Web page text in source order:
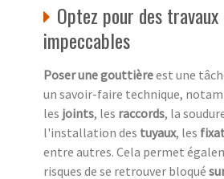
Optez pour des
impeccables
Poser une gouttièreest une
un savoir-faire technique,
les joints, les raccords, la
l'installation des tuyaux, les
entre autres. Cela permet
risques de se retrouver bloqué